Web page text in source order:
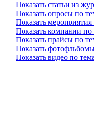
Показать статьи из
Показать опросы по
Показать
Показать компании
Показать прайсы по
Показать
Показать видео по